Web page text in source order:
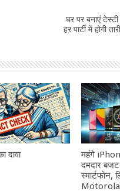
घर पर बनाएं टेस्टी
हर पार्टी में होगी
दावा
महंगे
दमदार
Motorola